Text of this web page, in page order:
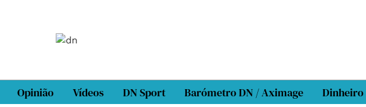
Opinião Vídeos DN Sport Barómetro DN / Aximage Dinheiro